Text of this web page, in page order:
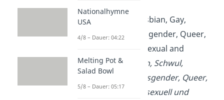
: Lesbian, Gay,
Bisexual, Transgender, Queer,
Intersexual, Asexual and
more(Lesbisch, Schwul,
Bisexuell, Transgender, Queer,
Intersexuell, Asexuell und
Nationalhymne
USA
4/8 – Dauer: 04:22
Melting Pot &
Salad Bowl
5/8 – Dauer: 05:17